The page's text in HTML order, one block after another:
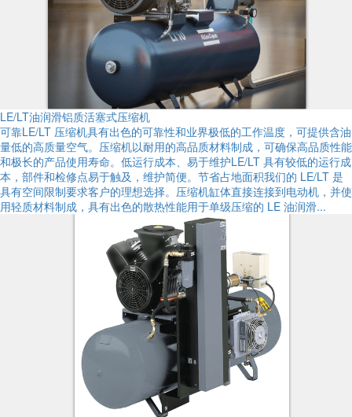
LE/LT油润滑铝质活塞式压缩机
可靠LE/LT 压缩机具有出色的可靠性和业界极低的工作温度，可提供含油
量低的高质量空气。压缩机以耐用的高品质材料制成，可确保高品质性能
和极长的产品使用寿命。低运行成本、易于维护LE/LT 具有较低的运行成
本，部件和检修点易于触及，维护简便。节省占地面积我们的 LE/LT 是
具有空间限制要求客户的理想选择。压缩机缸体直接连接到电动机，并使
用轻质材料制成，具有出色的散热性能用于单级压缩的 LE 油润滑...